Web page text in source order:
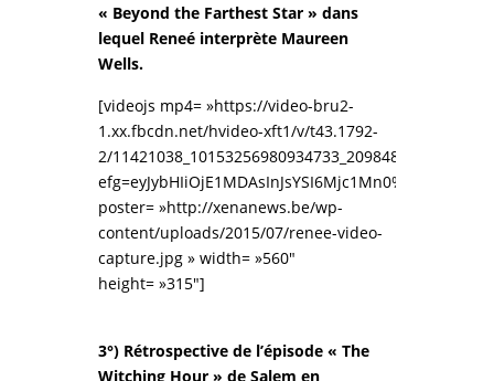
« Beyond the Farthest Star » dans
lequel Reneé interprète Maureen
Wells.
[videojs mp4= »https://video-bru2-
1.xx.fbcdn.net/hvideo-xft1/v/t43.1792-
2/11421038_10153256980934733_2098482593_n.mp4?
poster= »http://xenanews.be/wp-
content/uploads/2015/07/renee-video-
capture.jpg » width= »560″
height= »315″]
3°) Rétrospective de l’épisode « The
Witching Hour » de Salem en